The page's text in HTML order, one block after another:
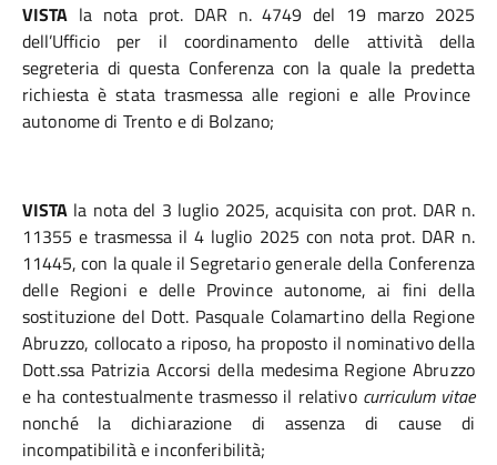
VISTA la nota prot. DAR n. 4749 del 19 marzo 2025
dell’Ufficio per il coordinamento delle attività della
segreteria di questa Conferenza con la quale la predetta
richiesta è stata trasmessa alle regioni e alle Province
autonome di Trento e di Bolzano;
VISTA la nota del 3 luglio 2025, acquisita con prot. DAR n.
11355 e trasmessa il 4 luglio 2025 con nota prot. DAR n.
11445, con la quale ilSegretario generale della Conferenza
delle Regioni e delle Province autonome,ai fini della
sostituzione del Dott. Pasquale Colamartino della Regione
Abruzzo, collocato a riposo, ha proposto il nominativo della
Dott.ssa Patrizia Accorsi della medesima Regione Abruzzo
e ha contestualmente trasmesso il relativo curriculum vitae
nonché la dichiarazione di assenza di cause di
incompatibilità e inconferibilità;